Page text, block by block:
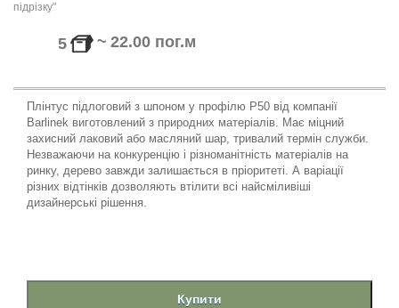
підрізку"
5 ~ 22.00 пог.м
Плінтус підлоговий з шпоном у профілю Р50 від компанії
Barlinek виготовлений з природних матеріалів. Має міцний
захисний лаковий або масляний шар, тривалий термін служби.
Незважаючи на конкуренцію і різноманітність матеріалів на
ринку, дерево завжди залишається в пріоритеті. А варіації
різних відтінків дозволяють втілити всі найсміливіші
дизайнерські рішення.
Купити